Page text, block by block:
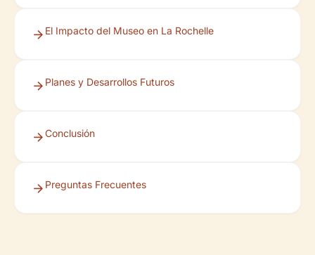
El Impacto del Museo en La Rochelle
Planes y Desarrollos Futuros
Conclusión
Preguntas Frecuentes